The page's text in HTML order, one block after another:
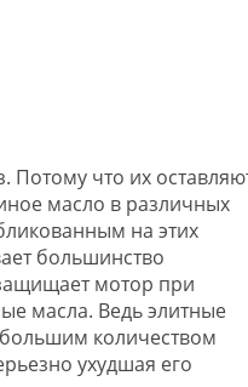
что их
масло в различных
на этих
большинство
мотор при
масла. Ведь элитные
количеством
ухудшая его